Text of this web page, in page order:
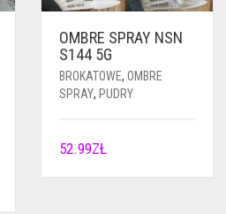
OMBRE SPRAY NSN
S144 5G
BROKATOWE, OMBRE
SPRAY, PUDRY
52.99ZŁ